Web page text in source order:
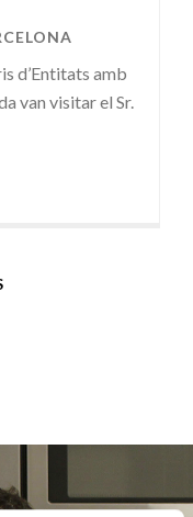
d’Entitats amb
van visitar el Sr.